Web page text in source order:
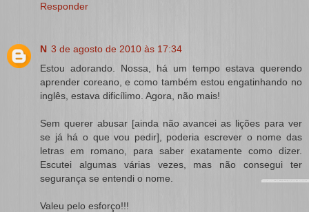
Responder
N 3 de agosto de 2010 às 17:34
Estou adorando. Nossa, há um tempo estava querendo
aprender coreano, e como também estou engatinhando no
inglês, estava dificílimo. Agora, não mais!
Sem querer abusar [ainda não avancei as lições para ver
se já há o que vou pedir], poderia escrever o nome das
letras em romano, para saber exatamente como dizer.
Escutei algumas várias vezes, mas não consegui ter
segurança se entendi o nome.
Valeu pelo esforço!!!